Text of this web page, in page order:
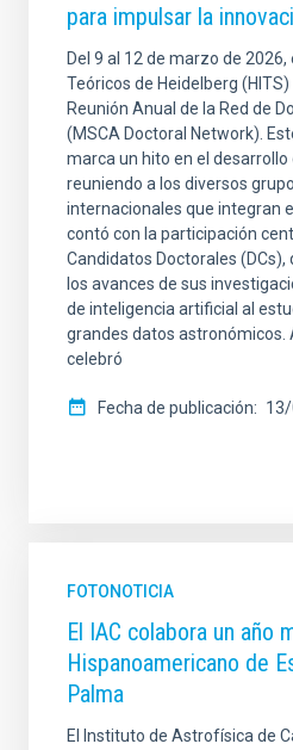
para impulsar la
Del 9 al 12 de marzo de
Teóricos de Heidelberg
Reunión Anual de la Red de
(MSCA Doctoral Network).
marca un hito en el desarrollo
reuniendo a los diversos
internacionales que integran
contó con la participación
Candidatos Doctorales
los avances de sus
de inteligencia artificial al
grandes datos astronómicos.
celebró
Fecha de publicación
FOTONOTICIA
El IAC colabora un año
Hispanoamericano de
Palma
El Instituto de Astrofísica de